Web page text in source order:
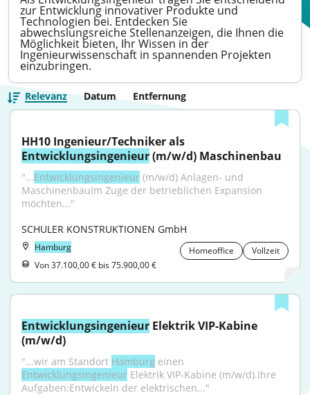
zur Entwicklung innovativer Produkte und
Technologien bei. Entdecken Sie
abwechslungsreiche Stellenanzeigen, die Ihnen die
Möglichkeit bieten, Ihr Wissen in der
Ingenieurwissenschaft in spannenden Projekten
einzubringen.
Relevanz Datum Entfernung
Entwicklungsingenieur (m/w/d) Maschinenbau
"...Entwicklungsingenieur (m/w/d) Anlagen- und
MaschinenbauIm Zuge der betrieblichen Expansion
möchten..."
SCHULER KONSTRUKTIONEN GmbH
Hamburg Homeoffice
Vollzeit
Von 37.100,00 € bis 75.900,00 €
Entwicklungsingenieur Elektrik VIP-Kabine
(m/w/d)
"...wir am Standort Hamburg
Entwicklungsingenieur Elektrik VIP-Kabine (m/w/d).Ihre
Aufgaben:Entwickeln der elektrischen..."